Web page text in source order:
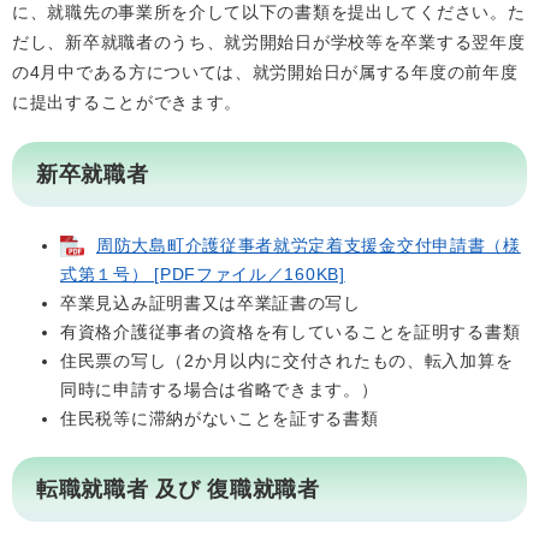
に、就職先の事業所を介して以下の書類を提出してください。た
だし、新卒就職者のうち、就労開始日が学校等を卒業する翌年度
の4月中である方については、就労開始日が属する年度の前年度
に提出することができます。
新卒就職者
周防大島町介護従事者就労定着支援金交付申請書（様
式第１号） [PDFファイル／160KB]
卒業見込み証明書又は卒業証書の写し
有資格介護従事者の資格を有していることを証明する書類
住民票の写し（2か月以内に交付されたもの、転入加算を
同時に申請する場合は省略できます。）
住民税等に滞納がないことを証する書類
転職就職者 及び 復職就職者